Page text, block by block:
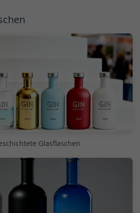
Glasflaschen